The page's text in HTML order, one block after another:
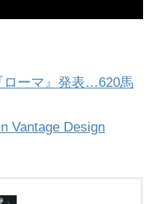
ローマ』発表…620馬
Vantage Design